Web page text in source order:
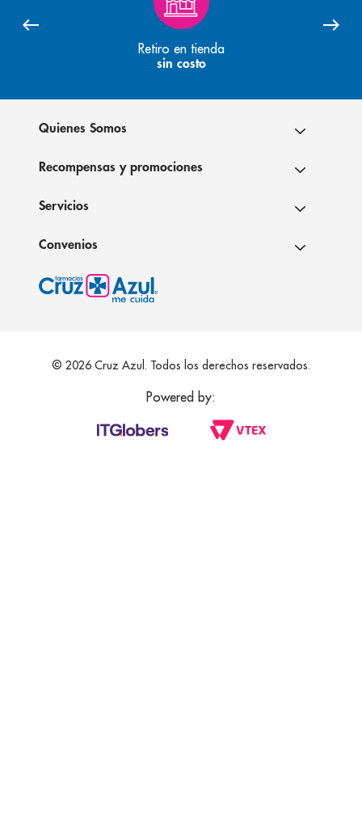
Retiro en tienda
sin costo
Quienes Somos
Recompensas y promociones
Servicios
Convenios
© 2026 Cruz Azul. Todos los derechos reservados.
Powered by: